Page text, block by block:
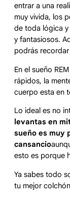
entrar a una
muy vivida, los
de toda lógica
y fantasiosos.
podrás
En el sueño
rápidos, la
cuerpo esta en
Lo ideal es no
levantas en
sueño es muy
cansancio
esto es porque
Ya sabes todo
tu mejor